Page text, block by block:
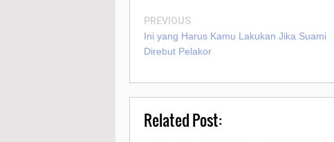
PREVIOUS
Ini yang Harus Kamu Lakukan Jika Suami
Direbut Pelakor
Related Post: